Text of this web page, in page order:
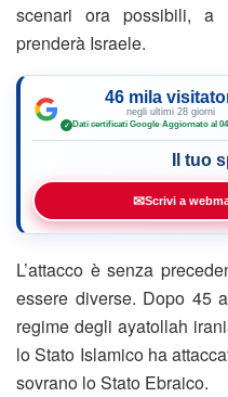
scenari ora possibili, a
prenderà Israele.
46 mila
negli ultimi 28 giorni
✓ Dati certificati Google·Aggiornato al
Il tuo
✉Scrivi a
L’attacco è senza
essere diverse. Dopo 45
regime degli ayatollah
lo Stato Islamico ha
sovrano lo Stato Ebraico.